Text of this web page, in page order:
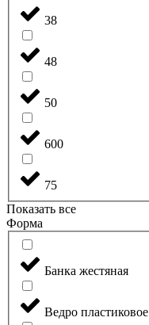
38
48
50
600
75
Показать все
Форма
Банка жестяная
Ведро пластиковое